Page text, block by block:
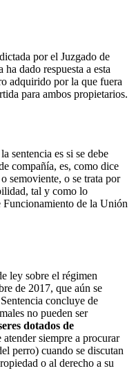
por el Juzgado de
dado respuesta a esta
adquirido por la que fuera
para ambos propietarios.
sentencia es si se debe
compañía, es, como dice
semoviente, o se trata por
tal y como lo
Funcionamiento de la Unión
ley sobre el régimen
de 2017, que aún se
concluye de
no pueden ser
dotados de
siempre a procurar
perro) cuando se discutan
o al derecho a su